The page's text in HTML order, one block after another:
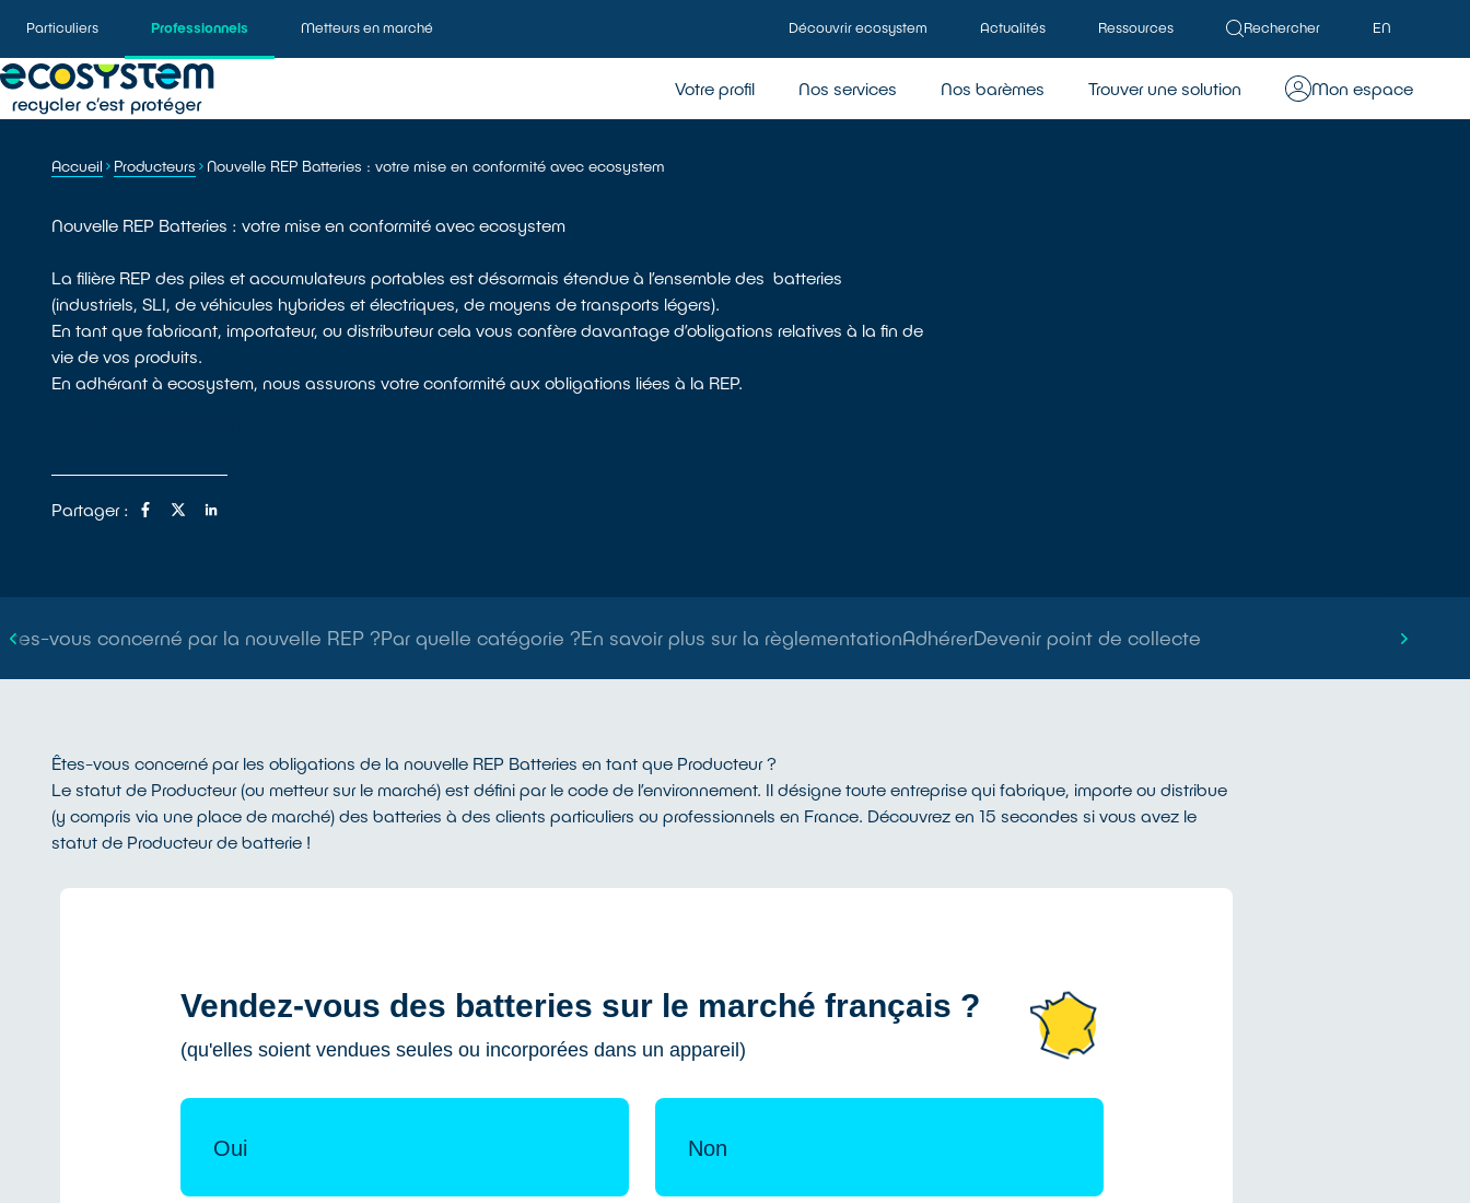
Particuliers Professionnels Metteurs en marché Découvrir ecosystem Actualités Ressources Rechercher EN
Votre profil Nos services Nos barèmes Trouver une solution Mon espace
Accueil Producteurs Nouvelle REP Batteries : votre mise en conformité avec ecosystem
Nouvelle REP Batteries : votre mise en conformité avec ecosystem
La filière REP des piles et accumulateurs portables est désormais étendue à l’ensemble des batteries
(industriels, SLI, de véhicules hybrides et électriques, de moyens de transports légers).
En tant que fabricant, importateur, ou distributeur cela vous confère davantage d’obligations relatives à la fin de
vie de vos produits.
En adhérant à ecosystem, nous assurons votre conformité aux obligations liées à la REP.
Partager :
Etes-vous concerné par la nouvelle REP ?Par quelle catégorie ?En savoir plus sur la règlementationAdhérerDevenir point de collecte
Êtes-vous concerné par les obligations de la nouvelle REP Batteries en tant que Producteur ?
Le statut de Producteur (ou metteur sur le marché) est défini par le code de l’environnement. Il désigne toute entreprise qui fabrique, importe ou distribue
(y compris via une place de marché) des batteries à des clients particuliers ou professionnels en France. Découvrez en 15 secondes si vous avez le
statut de Producteur de batterie !